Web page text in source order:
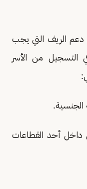
دعم الريف التي يجب
التسجيل من الأسر
داخل أحد القطاعات